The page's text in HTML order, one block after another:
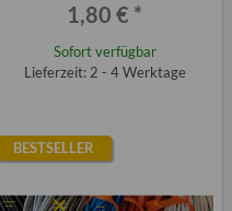
1,80 € *
Sofort verfügbar
Lieferzeit: 2 - 4 Werktage
BESTSELLER